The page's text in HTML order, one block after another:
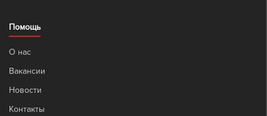
Помощь
О нас
Вакансии
Новости
Контакты